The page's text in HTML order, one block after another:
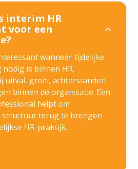
interim HR
voor een
wanneer tijdelijke
is binnen HR,
uitval, groei, achterstanden
binnen de organisatie. Een
helpt om
terug te brengen
HR-praktijk.